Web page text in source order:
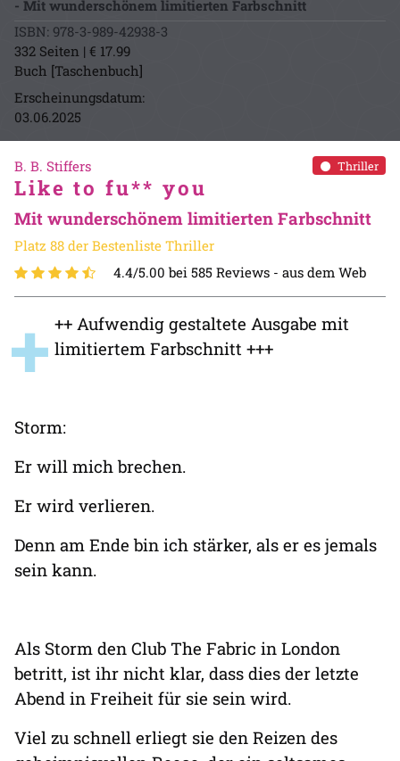
- Mit wunderschönem limitierten Farbschnitt
ISBN: 978-3-989-42938-3
332 Seiten | € 17.99
Buch [Taschenbuch]
Erscheinungsdatum:
03.06.2025
Thriller
B. B. Stiffers
Like to fu** you
Mit wunderschönem limitierten Farbschnitt
Platz 88 der Bestenliste Thriller
4.4/5.00 bei 585 Reviews - aus dem Web
+ ++ Aufwendig gestaltete Ausgabe mit
limitiertem Farbschnitt +++
Storm:
Er will mich brechen.
Er wird verlieren.
Denn am Ende bin ich stärker, als er es jemals
sein kann.
Als Storm den Club The Fabric in London
betritt, ist ihr nicht klar, dass dies der letzte
Abend in Freiheit für sie sein wird.
Viel zu schnell erliegt sie den Reizen des